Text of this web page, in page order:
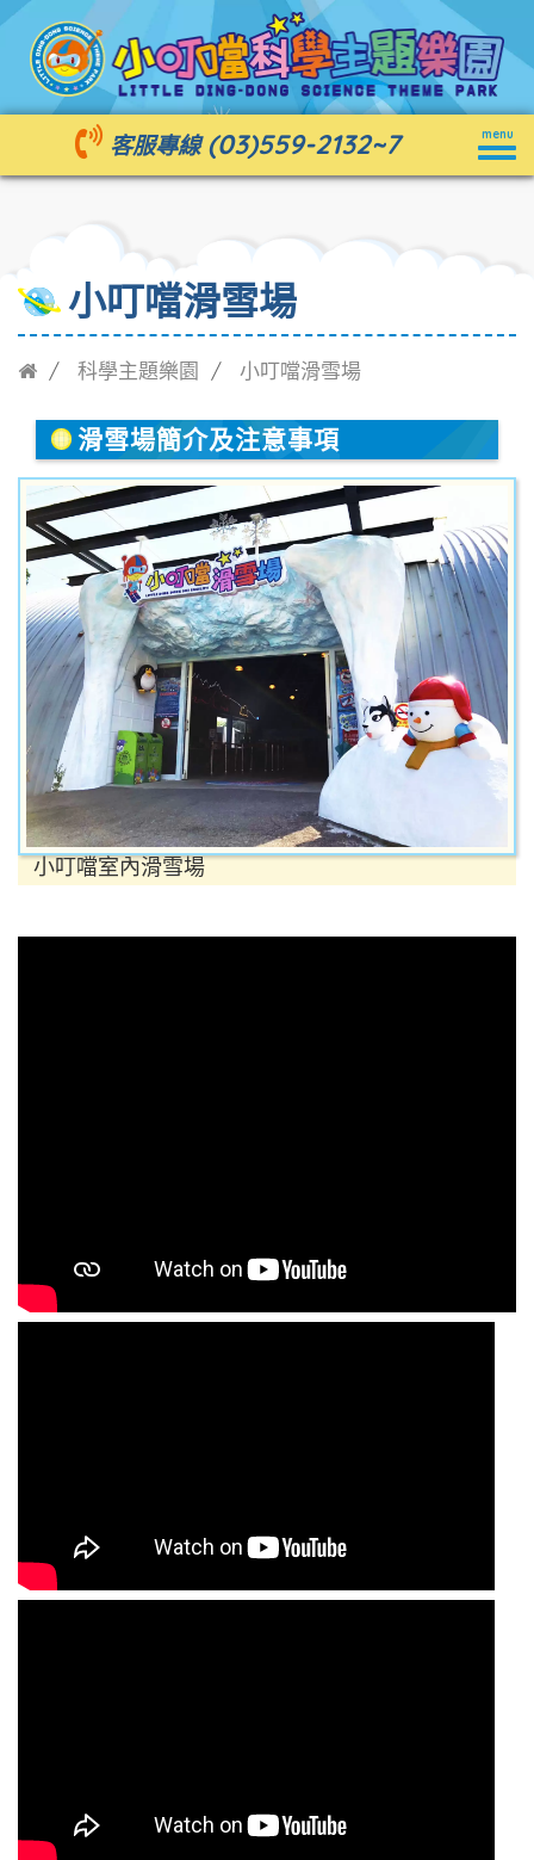
menu
客服專線 (03)559-2132~7
小叮噹滑雪場
科學主題樂園 小叮噹滑雪場
滑雪場簡介及注意事項
小叮噹室內滑雪場